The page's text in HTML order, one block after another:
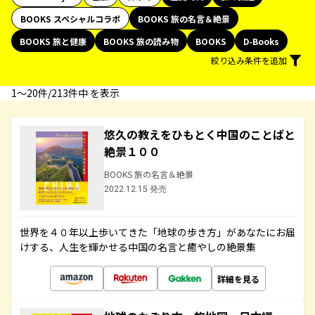
BOOKS スペシャルコラボ
BOOKS 旅の名言＆絶景
BOOKS 旅と健康
BOOKS 旅の読み物 BOOKS
D-Books
絞り込み条件を追加
1〜20件/213件中 を表示
悠久の教えをひもとく中国のことばと
絶景１００
BOOKS 旅の名言＆絶景
2022.12.15 発売
世界を４０年以上歩いてきた「地球の歩き方」があなたにお届
けする、人生を輝かせる中国の名言と癒やしの絶景集
詳細を見る